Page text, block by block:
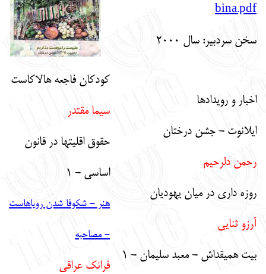
עברית bina.pdf
سخن سردبير: سال 2000
اخبار و رويدادها
ايلانوت - جشن درختان
رحمن دلرحيم
روزه داري در ميان يهوديان
آرزو ثنايي
بيت هميقداش - معبد سليمان - 1
كودكان فاجعه هالاكاست
سيما مقتدر
حقوق اقليتها در قانون
اساسي - 1
هنر - شكوفا شدن روياهاست
- مصاحبه
فرانك عراقي